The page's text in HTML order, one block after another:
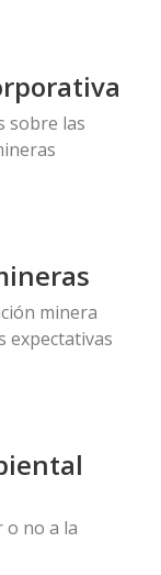
sobre las
minera
expectativas
o no a la